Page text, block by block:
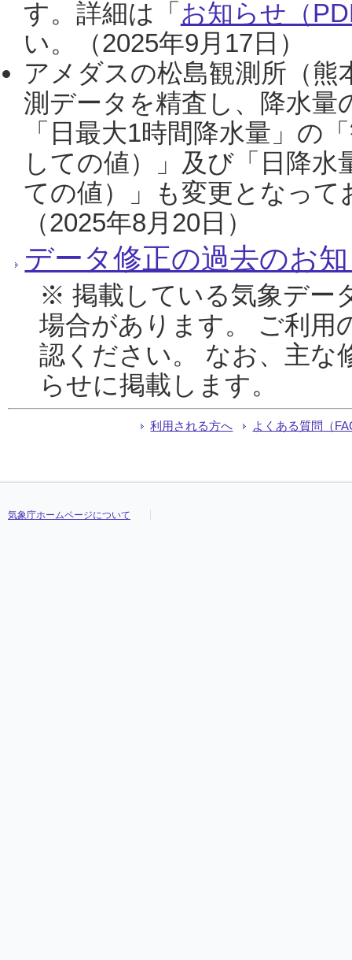
す。詳細は「 お知らせ（
い。（2025年9月17日）
アメダスの松島観測所（熊
測データを精査し、降水
「日最大1時間降水量」の
しての値）」及び「日降
ての値）」も変更となっ
（2025年8月20日）
データ修正の過去のお
※ 掲載している気象デー
場合があります。 ご利用
認ください。 なお、主な
らせに掲載します。
利用される方へ よくある質問（
気象庁ホームページについて